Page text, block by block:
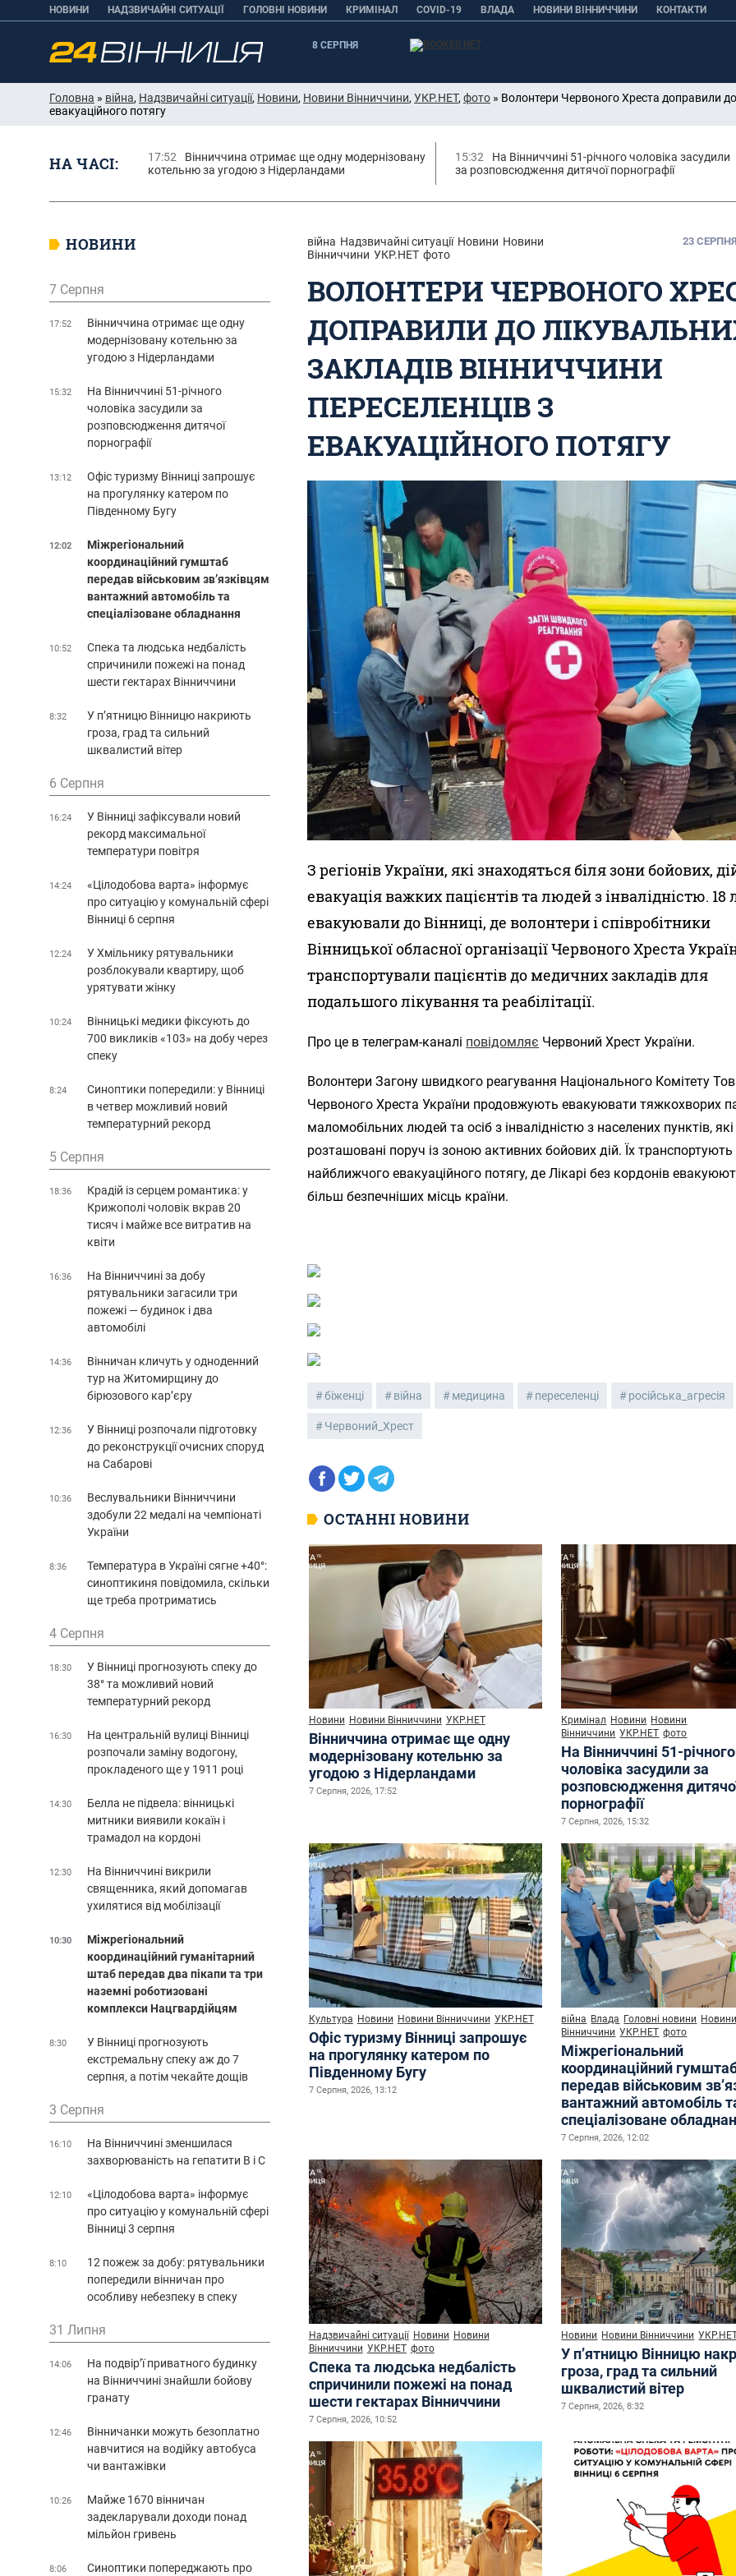
НОВИНИ НАДЗВИЧАЙНІ СИТУАЦІЇ ГОЛОВНІ НОВИНИ КРИМІНАЛ COVID-19 ВЛАДА НОВИНИ ВІННИЧЧИНИ КОНТАКТИ
8 СЕРПНЯ
Головна » війна, Надзвичайні ситуації, Новини, Новини Вінниччини, УКР.НЕТ, фото » Волонтери Червоного Хреста доправили
евакуаційного потягу
НА ЧАСІ: 17:52
Вінниччина отримає ще одну модернізовану
котельню за угодою з Нідерландами
15:32
На Вінниччині 51-річного чоловіка засудили
за розповсюдження дитячої порнографії
війна Надзвичайні ситуації Новини Новини
Вінниччини УКР.НЕТ фото
23
ВОЛОНТЕРИ ЧЕРВОНОГО
ДОПРАВИЛИ ДО
ЗАКЛАДІВ ВІННИЧЧИНИ
ПЕРЕСЕЛЕНЦІВ З
ЕВАКУАЦІЙНОГО ПОТЯГУ
З регіонів України, які знаходяться біля зони бойових,
евакуація важких пацієнтів та людей з інвалідністю.
евакуювали до Вінниці, де волонтери і співробітники
Вінницької обласної організації Червоного Хреста
транспортували пацієнтів до медичних закладів для
подальшого лікування та реабілітації.
Про це в телеграм-каналі повідомляє Червоний Хрест України.
Волонтери Загону швидкого реагування Національного Комітету
Червоного Хреста України продовжують евакуювати тяжкохворих
маломобільних людей та осіб з інвалідністю з населених пунктів, які
розташовані поруч із зоною активних бойових дій. Їх
найближчого евакуаційного потягу, де Лікарі без кордонів
більш безпечніших місць країни.
біженці війна медицина переселенці російська_агресія
Червоний_Хрест
ОСТАННІ НОВИНИ
Новини Новини Вінниччини УКР.НЕТ
Вінниччина отримає ще одну
модернізовану котельню за
угодою з Нідерландами
7 Серпня, 2026, 17:52
Кримінал Новини Новини
Вінниччини УКР.НЕТ фото
На Вінниччині 51-річного
чоловіка засудили за
розповсюдження
порнографії
7 Серпня, 2026, 15:32
Культура Новини Новини Вінниччини УКР.НЕТ
Офіс туризму Вінниці запрошує
на прогулянку катером по
Південному Бугу
7 Серпня, 2026, 13:12
війна Влада Головні новини
Вінниччини УКР.НЕТ фото
Міжрегіональний
координаційний
передав військовим
вантажний автомобіль
спеціалізоване
7 Серпня, 2026, 12:02
Надзвичайні ситуації Новини Новини
Вінниччини УКР.НЕТ фото
Спека та людська недбалість
спричинили пожежі на понад
шести гектарах Вінниччини
7 Серпня, 2026, 10:52
Новини Новини Вінниччини
У п’ятницю Вінницю
гроза, град та сильний
шквалистий вітер
7 Серпня, 2026, 8:32
НОВИНИ
7 Серпня
17:52
Вінниччина отримає ще одну
модернізовану котельню за
угодою з Нідерландами
15:32
На Вінниччині 51-річного
чоловіка засудили за
розповсюдження дитячої
порнографії
13:12
Офіс туризму Вінниці запрошує
на прогулянку катером по
Південному Бугу
12:02
Міжрегіональний
координаційний гумштаб
передав військовим зв’язківцям
вантажний автомобіль та
спеціалізоване обладнання
10:52
Спека та людська недбалість
спричинили пожежі на понад
шести гектарах Вінниччини
8:32
У п’ятницю Вінницю накриють
гроза, град та сильний
шквалистий вітер
6 Серпня
16:24
У Вінниці зафіксували новий
рекорд максимальної
температури повітря
14:24
«Цілодобова варта» інформує
про ситуацію у комунальній сфері
Вінниці 6 серпня
12:24
У Хмільнику рятувальники
розблокували квартиру, щоб
урятувати жінку
10:24
Вінницькі медики фіксують до
700 викликів «103» на добу через
спеку
8:24
Синоптики попередили: у Вінниці
в четвер можливий новий
температурний рекорд
5 Серпня
18:36
Крадій із серцем романтика: у
Крижополі чоловік вкрав 20
тисяч і майже все витратив на
квіти
16:36
На Вінниччині за добу
рятувальники загасили три
пожежі — будинок і два
автомобілі
14:36
Вінничан кличуть у одноденний
тур на Житомирщину до
бірюзового кар’єру
12:36
У Вінниці розпочали підготовку
до реконструкції очисних споруд
на Сабарові
10:36
Веслувальники Вінниччини
здобули 22 медалі на чемпіонаті
України
8:36
Температура в Україні сягне +40°:
синоптикиня повідомила, скільки
ще треба протриматись
4 Серпня
18:30
У Вінниці прогнозують спеку до
38° та можливий новий
температурний рекорд
16:30
На центральній вулиці Вінниці
розпочали заміну водогону,
прокладеного ще у 1911 році
14:30
Белла не підвела: вінницькі
митники виявили кокаїн і
трамадол на кордоні
12:30
На Вінниччині викрили
священника, який допомагав
ухилятися від мобілізації
10:30
Міжрегіональний
координаційний гуманітарний
штаб передав два пікапи та три
наземні роботизовані
комплекси Нацгвардійцям
8:30
У Вінниці прогнозують
екстремальну спеку аж до 7
серпня, а потім чекайте дощів
3 Серпня
16:10
На Вінниччині зменшилася
захворюваність на гепатити В і С
12:10
«Цілодобова варта» інформує
про ситуацію у комунальній сфері
Вінниці 3 серпня
8:10
12 пожеж за добу: рятувальники
попередили вінничан про
особливу небезпеку в спеку
31 Липня
14:06
На подвір’ї приватного будинку
на Вінниччині знайшли бойову
гранату
12:46
Вінничанки можуть безоплатно
навчитися на водійку автобуса
чи вантажівки
10:26
Майже 1670 вінничан
задекларували доходи понад
мільйон гривень
8:06 Синоптики попереджають про